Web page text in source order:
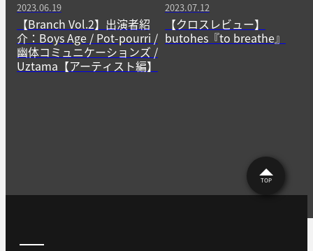
2023.06.19
【Branch Vol.2】出演者紹
介：Boys Age / Pot-pourri /
幽体コミュニケーションズ /
Uztama【アーティスト編】
2023.07.12
【クロスレビュー】
butohes『to breathe』
TOP